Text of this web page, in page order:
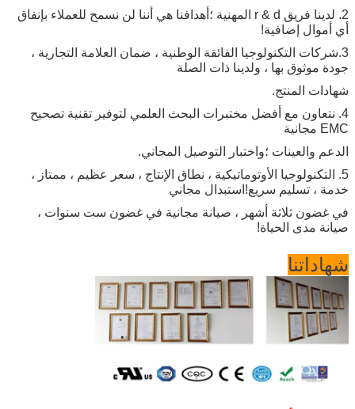
2. لدينا فريق r & d المهنية ؛أهدافنا هي أننا لن نسمح للعملاء بإنفاق
أي أموال إضافية!
3.شركات التكنولوجيا الفائقة الوطنية ، ضمان العلامة التجارية ،
جودة موثوق بها ، ولدينا ذات الصلة
شهادات المنتج.
4. نتعاون مع أفضل مختبرات البحث العلمي لتوفير تقنية تصحيح
EMC مجانية
الدعم والعينات ؛واختبار التوصيل المجاني.
5. التكنولوجيا الأوتوماتيكية ، نطاق الإنتاج ، سعر عظيم ، ممتاز ،
خدمة ، تسليم سريع!استبدال مجاني
في غضون ثلاثة أشهر ، صيانة مجانية في غضون ست سنوات ،
صيانة مدى الحياة!
شهاداتنا